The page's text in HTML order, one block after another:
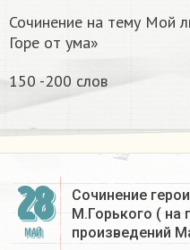
Сочинение на тему Мой
Горе от ума»
150 -200 слов
28
МАЙ
Сочинение
М.Горького ( на
произведений